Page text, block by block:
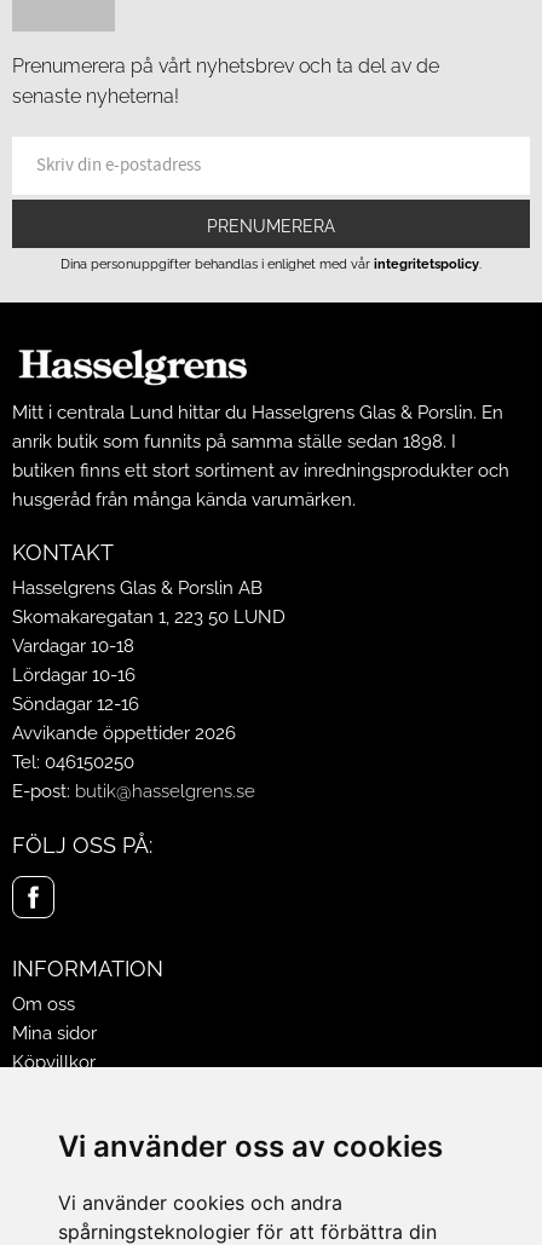
Vi använder oss av cookies
Vi använder cookies och andra
spårningsteknologier för att förbättra din
Prenumerera på vårt nyhetsbrev och ta del av de
senaste nyheterna!
PRENUMERERA
Dina personuppgifter behandlas i enlighet med vår integritetspolicy.
Mitt i centrala Lund hittar du Hasselgrens Glas & Porslin. En
anrik butik som funnits på samma ställe sedan 1898. I
butiken finns ett stort sortiment av inredningsprodukter och
husgeråd från många kända varumärken.
KONTAKT
Hasselgrens Glas & Porslin AB
Skomakaregatan 1, 223 50 LUND
Vardagar 10-18
Lördagar 10-16
Söndagar 12-16
Avvikande öppettider 2026
Tel: 046150250
E-post: butik@hasselgrens.se
FÖLJ OSS PÅ:
INFORMATION
Om oss
Mina sidor
Köpvillkor
Jobba på Hasselgrens
LEVERANS